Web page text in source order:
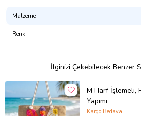
Malzeme
Renk
İlginizi Çekebilecek Benzer
M Harf İşlemeli, Punch Jüt Çanta - El
Yapımı
Kargo Bedava